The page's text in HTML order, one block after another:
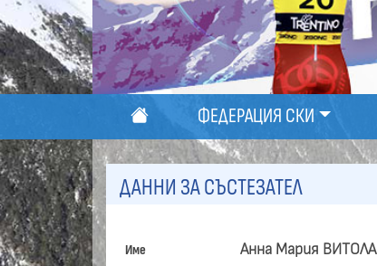
ФЕДЕРАЦИЯ СКИ
ДАННИ ЗА СЪСТЕЗАТЕЛ
Име Анна Мария ВИТОЛА